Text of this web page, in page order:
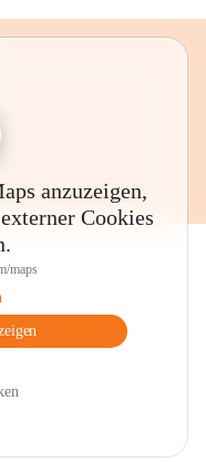
anzuzeigen,
Cookies
maps